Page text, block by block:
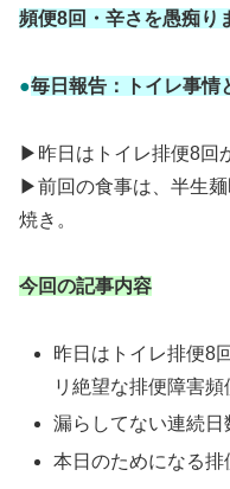
頻便8回・辛さを愚痴り
●毎日報告：トイレ事情
▶昨日はトイレ排便8回
▶前回の食事は、半生
焼き。
今回の記事内容
昨日はトイレ排便8
リ絶望な排便障害頻
漏らしてない連続日
本日のためになる排